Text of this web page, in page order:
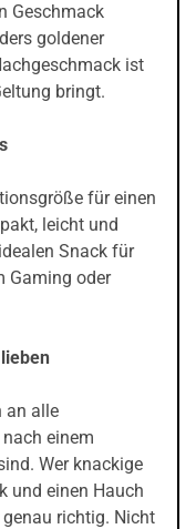
Geschmack
goldener
ist
bringt.
für einen
leicht und
Snack für
Gaming oder
an alle
einem
Wer knackige
und einen Hauch
richtig. Nicht